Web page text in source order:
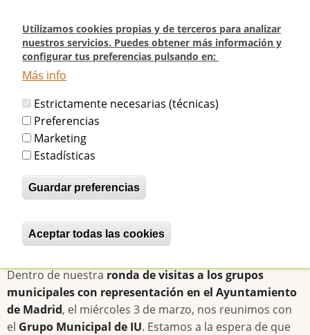
Utilizamos cookies propias y de terceros para analizar
nuestros servicios. Puedes obtener más información y
configurar tus preferencias pulsando en:
Más info
Estrictamente necesarias (técnicas)
Preferencias
Marketing
Estadísticas
Guardar preferencias
Aceptar todas las cookies
Revocar consentimiento
contenido
principal
Inicio
marcha
Reunión con el Grupo Municipal de IU
y expediente de expropiación en
marcha
betijaimadrid
Dom, 07/03/2010 - 19:57
Dentro de nuestraronda de visitas a los grupos
municipales con representación en el Ayuntamiento
de Madrid, el miércoles 3 de marzo, nos reunimos con
el Grupo Municipal de IU. Estamos a la espera de que